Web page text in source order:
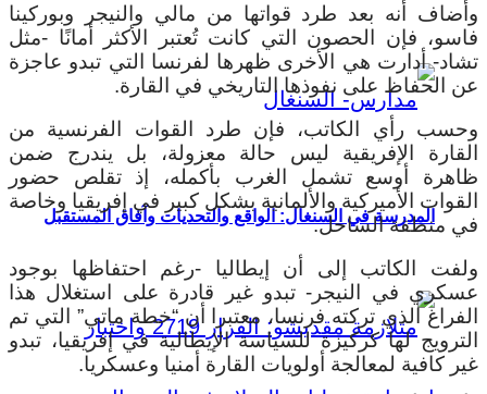
المدرسة في السنغال: الواقع والتحديات وآفاق المستقبل
وأضاف أنه بعد طرد قواتها من مالي والنيجر وبوركينا
فاسو، فإن الحصون التي كانت تُعتبر الأكثر أمانًا -مثل
تشاد- أدارت هي الأخرى ظهرها لفرنسا التي تبدو عاجزة
عن الحفاظ على نفوذها التاريخي في القارة.
وحسب رأي الكاتب، فإن طرد القوات الفرنسية من
القارة الإفريقية ليس حالة معزولة، بل يندرج ضمن
ظاهرة أوسع تشمل الغرب بأكمله، إذ تقلص حضور
القوات الأميركية والألمانية بشكل كبير في إفريقيا وخاصة
في منطقة الساحل.
ولفت الكاتب إلى أن إيطاليا -رغم احتفاظها بوجود
عسكري في النيجر- تبدو غير قادرة على استغلال هذا
الفراغ الذي تركته فرنسا، معتبرا أن “خطة ماتي” التي تم
الترويج لها كركيزة للسياسة الإيطالية في إفريقيا، تبدو
غير كافية لمعالجة أولويات القارة أمنيا وعسكريا.